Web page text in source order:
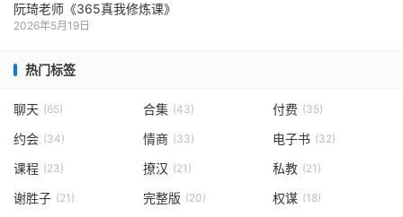
阮琦老师《365真我修炼课》
2026年5月19日
热门标签
聊天 (65) 合集 (43) 付费 (35)
约会 (34) 情商 (33) 电子书 (32)
课程 (23) 撩汉 (21) 私教 (21)
谢胜子 (21) 完整版 (20) 权谋 (18)